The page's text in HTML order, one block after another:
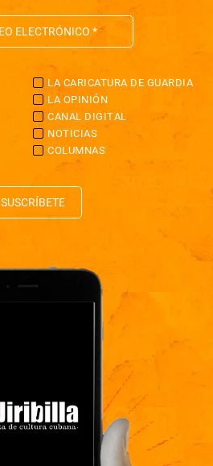
LA CARICATURA DE GUARDIA
LA OPINIÓN
CANAL DIGITAL
NOTICIAS
COLUMNAS
SUSCRÍBETE